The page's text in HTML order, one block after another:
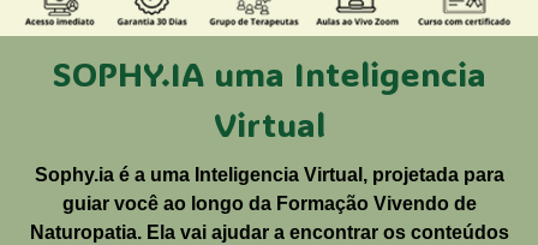
SOPHY.IA uma Inteligencia
Virtual
Sophy.ia é a uma Inteligencia Virtual, projetada para
guiar você ao longo da Formação Vivendo de
Naturopatia. Ela vai ajudar a encontrar os conteúdos